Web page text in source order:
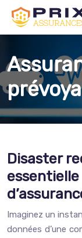
Disaster
Imaginez un
données d’une